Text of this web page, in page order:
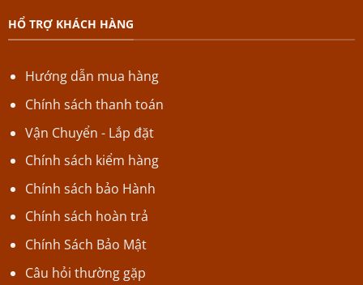
HỔ TRỢ KHÁCH HÀNG
Hướng dẫn mua hàng
Chính sách thanh toán
Vận Chuyển - Lắp đặt
Chính sách kiểm hàng
Chính sách bảo Hành
Chính sách hoàn trả
Chính Sách Bảo Mật
Câu hỏi thường gặp